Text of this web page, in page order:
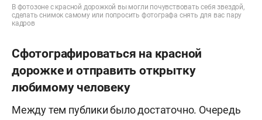
В фотозоне с красной дорожкой вы могли почувствовать себя звездой,
сделать снимок самому или попросить фотографа снять для вас пару
кадров
Сфотографироваться на красной
дорожке и отправить открытку
любимому человеку
Между тем публики было достаточно. Очередь